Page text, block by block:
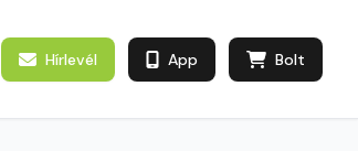
Hírlevél App Bolt